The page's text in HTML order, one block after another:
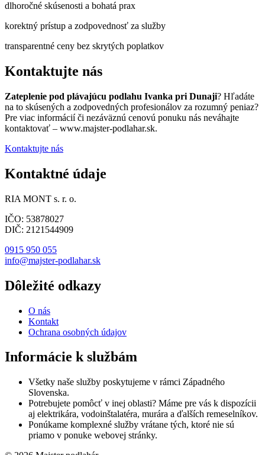
dlhoročné skúsenosti a bohatá prax
korektný prístup a zodpovednosť za služby
transparentné ceny bez skrytých poplatkov
Kontaktujte nás
Zateplenie pod plávajúcu podlahu Ivanka pri Dunaji? Hľadáte
na to skúsených a zodpovedných profesionálov za rozumný peniaz?
Pre viac informácií či nezáväznú cenovú ponuku nás neváhajte
kontaktovať – www.majster-podlahar.sk.
Kontaktujte nás
Kontaktné údaje
RIA MONT s. r. o.
IČO: 53878027
DIČ: 2121544909
0915 950 055
info@majster-podlahar.sk
Dôležité odkazy
O nás
Kontakt
Ochrana osobných údajov
Informácie k službám
Všetky naše služby poskytujeme v rámci Západného
Slovenska.
Potrebujete pomôcť v inej oblasti? Máme pre vás k dispozícii
aj elektrikára, vodoinštalatéra, murára a ďalších remeselníkov.
Ponúkame komplexné služby vrátane tých, ktoré nie sú
priamo v ponuke webovej stránky.